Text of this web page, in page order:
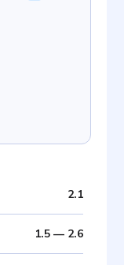
2.1
1.5— 2.6